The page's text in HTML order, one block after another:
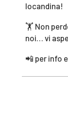
locandina!
🏋️ Non
noi… vi
📲 per info